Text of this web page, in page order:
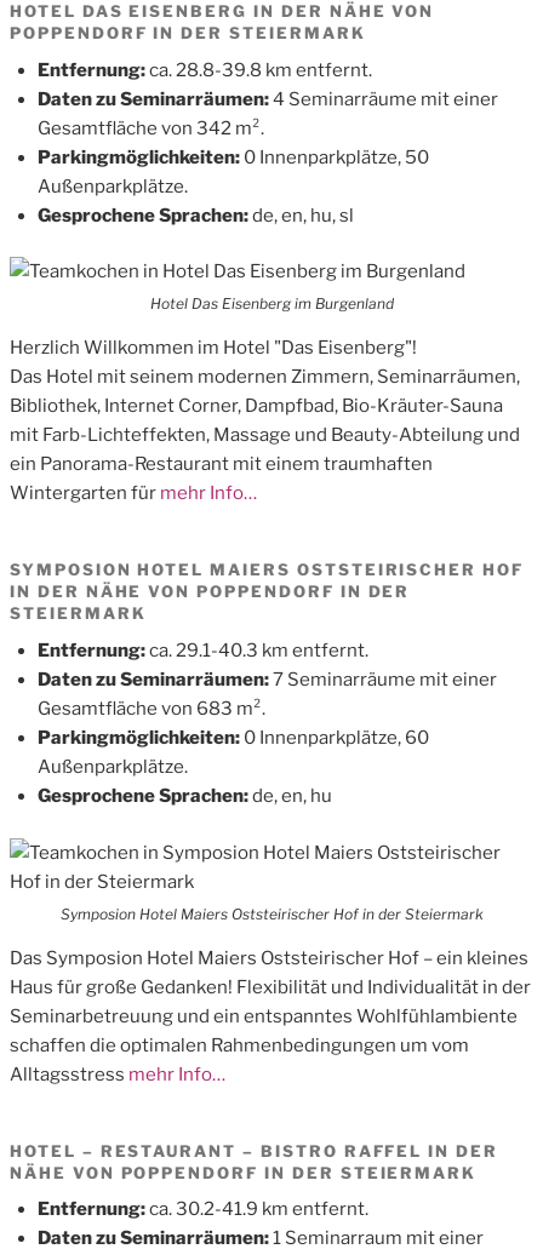
HOTEL DAS EISENBERG IN DER NÄHE VON
POPPENDORF IN DER STEIERMARK
Entfernung:ca. 28.8-39.8 km entfernt.
Daten zu Seminarräumen:4 Seminarräume mit einer
Gesamtfläche von 342 m².
Parkingmöglichkeiten: 0 Innenparkplätze, 50
Außenparkplätze.
Gesprochene Sprachen:de, en, hu, sl
Hotel Das Eisenberg im Burgenland
Herzlich Willkommen im Hotel "Das Eisenberg"!
Das Hotel mit seinem modernen Zimmern, Seminarräumen,
Bibliothek, Internet Corner, Dampfbad, Bio-Kräuter-Sauna
mit Farb-Lichteffekten, Massage und Beauty-Abteilung und
ein Panorama-Restaurant mit einem traumhaften
Wintergarten für mehr Info…
SYMPOSION HOTEL MAIERS OSTSTEIRISCHER HOF
IN DER NÄHE VON POPPENDORF IN DER
STEIERMARK
Entfernung:ca. 29.1-40.3 km entfernt.
Daten zu Seminarräumen:7 Seminarräume mit einer
Gesamtfläche von 683 m².
Parkingmöglichkeiten: 0 Innenparkplätze, 60
Außenparkplätze.
Gesprochene Sprachen:de, en, hu
Symposion Hotel Maiers Oststeirischer Hof in der Steiermark
Das Symposion Hotel Maiers Oststeirischer Hof – ein kleines
Haus für große Gedanken! Flexibilität und Individualität in der
Seminarbetreuung und ein entspanntes Wohlfühlambiente
schaffen die optimalen Rahmenbedingungen um vom
Alltagsstress mehr Info…
HOTEL – RESTAURANT – BISTRO RAFFEL IN DER
NÄHE VON POPPENDORF IN DER STEIERMARK
Entfernung:ca. 30.2-41.9 km entfernt.
Daten zu Seminarräumen:1 Seminarraum mit einer